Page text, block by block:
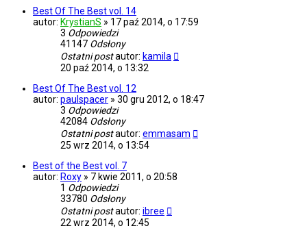
Best Of The Best vol. 14
autor: KrystianS » 17 paź 2014, o 17:59
3 Odpowiedzi
41147 Odsłony
Ostatni postautor: kamila
20 paź 2014, o 13:32
Best Of The Best vol. 12
autor: paulspacer » 30 gru 2012, o 18:47
3 Odpowiedzi
42084 Odsłony
Ostatni postautor: emmasam
25 wrz 2014, o 13:54
Best of the Best vol. 7
autor: Roxy » 7 kwie 2011, o 20:58
1 Odpowiedzi
33780 Odsłony
Ostatni postautor: ibree
22 wrz 2014, o 12:45